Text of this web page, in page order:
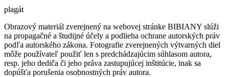
plagát
Obrazový materiál zverejnený na webovej stránke BIBIANY slúži
na propagačné a študijné účely a podlieha ochrane autorských práv
podľa autorského zákona. Fotografie zverejnených výtvarných diel
môže používateľ použiť len s predchádzajúcim súhlasom autora,
resp. jeho dediča či jeho práva zastupujúcej inštitúcie, inak sa
dopúšťa porušenia osobnostných práv autora.